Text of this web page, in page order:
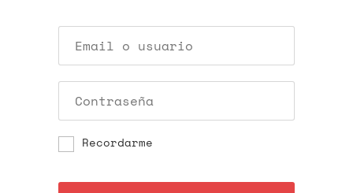
Recordarme